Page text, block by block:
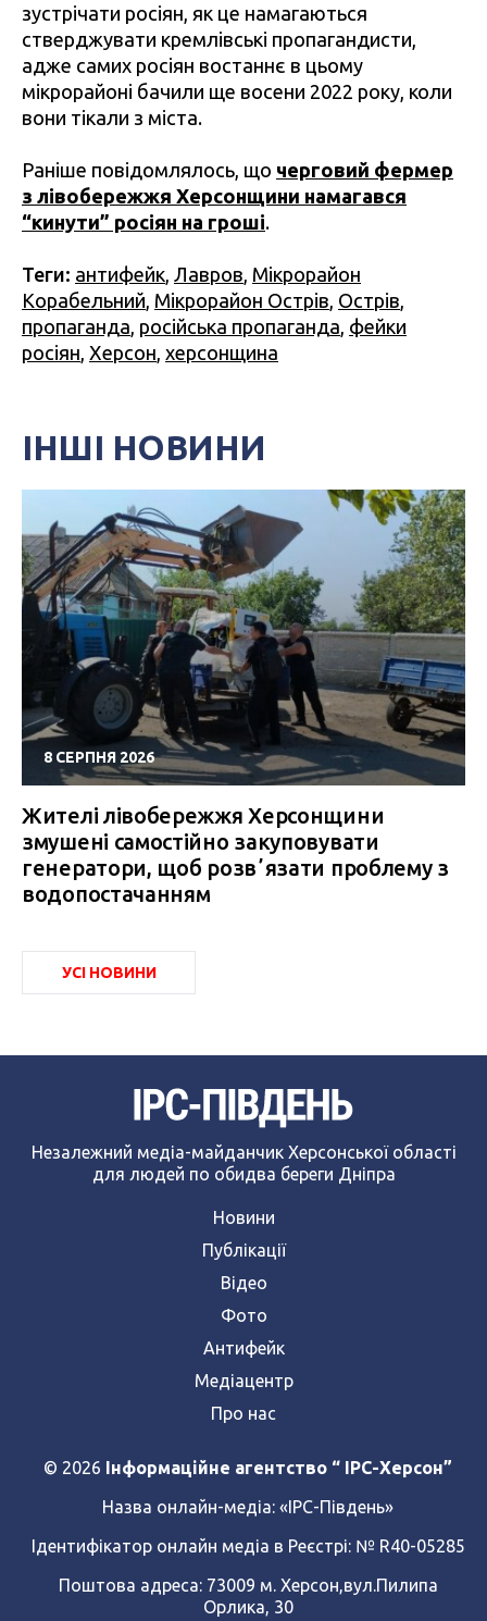
зустрічати росіян, як це намагаються
стверджувати кремлівські пропагандисти,
адже самих росіян востаннє в цьому
мікрорайоні бачили ще восени 2022 року, коли
вони тікали з міста.
Раніше повідомлялось, що черговий фермер
з лівобережжя Херсонщини намагався
“кинути” росіян на гроші.
Теги: антифейк Лавров Мікрорайон
Корабельний Мікрорайон Острів Острів
пропаганда російська пропаганда фейки
росіян Херсон херсонщина
ІНШІ НОВИНИ
8 СЕРПНЯ 2026
Жителі лівобережжя Херсонщини
змушені самостійно закуповувати
генератори, щоб розвʼязати проблему з
водопостачанням
УСІ НОВИНИ
Незалежний медіа-майданчик Херсонської області
для людей по обидва береги Дніпра
Новини
Публікації
Відео
Фото
Антифейк
Медіацентр
Про нас
© 2026 Інформаційне агентство “ IPC-Херсон”
Назва онлайн-медіа: «ІРС-Південь»
Ідентифікатор онлайн медіа в Реєстрі: № R40-05285
Поштова адреса: 73009 м. Херсон,вул.Пилипа
Орлика, 30